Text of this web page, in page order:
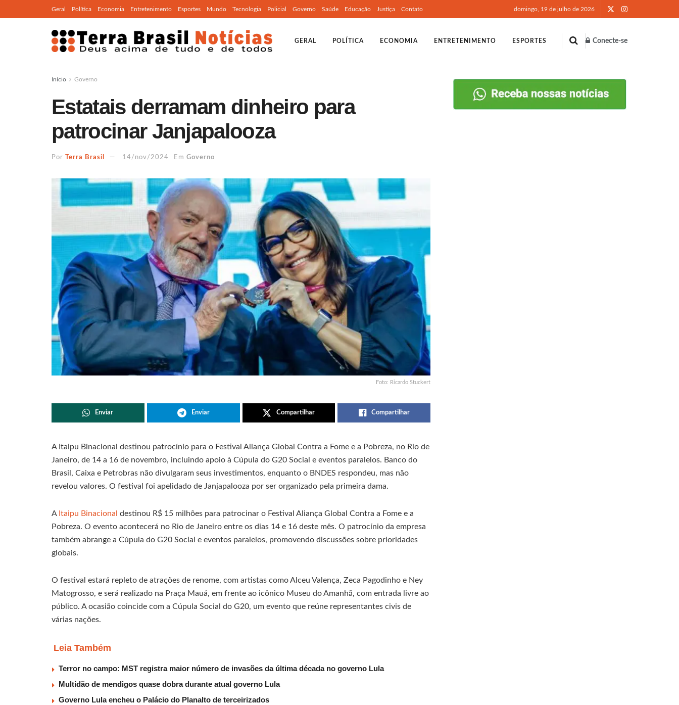
Geral Política Economia Entretenimento Esportes Mundo Tecnologia Policial Governo Saúde Educação Justiça Contato domingo, 19 de julho de 2026
GERAL POLÍTICA ECONOMIA ENTRETENIMENTO ESPORTES Conecte-se
Início Governo
Estatais derramam dinheiro para
patrocinar Janjapalooza
Por Terra Brasil 14/nov/2024 Em Governo
Foto: Ricardo Stuckert
Enviar Enviar Compartilhar Compartilhar
A Itaipu Binacional destinou patrocínio para o Festival Aliança Global Contra a Fome e a Pobreza, no Rio de
Janeiro, de 14 a 16 de novembro, incluindo apoio à Cúpula do G20 Social e eventos paralelos. Banco do
Brasil, Caixa e Petrobras não divulgaram seus investimentos, enquanto o BNDES respondeu, mas não
revelou valores. O festival foi apelidado de Janjapalooza por ser organizado pela primeira dama.
A Itaipu Binacional destinou R$ 15 milhões para patrocinar o Festival Aliança Global Contra a Fome e a
Pobreza. O evento acontecerá no Rio de Janeiro entre os dias 14 e 16 deste mês. O patrocínio da empresa
também abrange a Cúpula do G20 Social e eventos paralelos, promovendo discussões sobre prioridades
globais.
O festival estará repleto de atrações de renome, com artistas como Alceu Valença, Zeca Pagodinho e Ney
Matogrosso, e será realizado na Praça Mauá, em frente ao icônico Museu do Amanhã, com entrada livre ao
público. A ocasião coincide com a Cúpula Social do G20, um evento que reúne representantes civis de
várias nações.
Leia Também
Terror no campo: MST registra maior número de invasões da última década no governo Lula
Multidão de mendigos quase dobra durante atual governo Lula
Governo Lula encheu o Palácio do Planalto de terceirizados